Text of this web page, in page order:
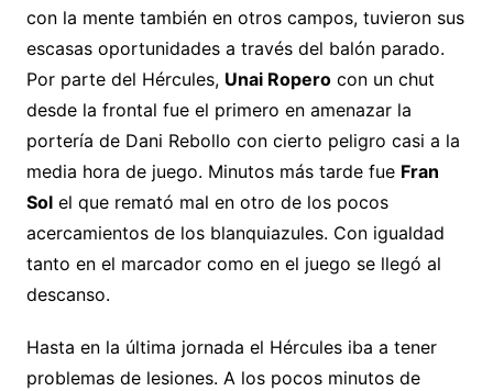
con la mente también en otros campos, tuvieron sus
escasas oportunidades a través del balón parado.
Por parte del Hércules, Unai Roperocon un chut
desde la frontal fue el primero en amenazar la
portería de Dani Rebollo con cierto peligro casi a la
media hora de juego. Minutos más tarde fue Fran
Solel que remató mal en otro de los pocos
acercamientos de los blanquiazules. Con igualdad
tanto en el marcador como en el juego se llegó al
descanso.
Hasta en la última jornada el Hércules iba a tener
problemas de lesiones. A los pocos minutos de